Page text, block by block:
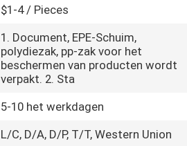
$1-4 / Pieces
1. Document, EPE-Schuim,
polydiezak, pp-zak voor het
beschermen van producten wordt
verpakt. 2. Sta
5-10 het werkdagen
L/C, D/A, D/P, T/T, Western Union